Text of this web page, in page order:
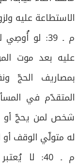
الاستطاعة عليه
م ـ 39: لو
عليه بعد موت
بمصاريف الحجّ
المتقدّم في
شخص لمن يحجّ أو
له متولّي الوقف أو
م ـ 40: لا
54 ثانياً: في
55 ثالثاً: في
ص
58 الواجب
59
المبحث
خمسة.
ص
60 الفرع الأول:
61 الفرع